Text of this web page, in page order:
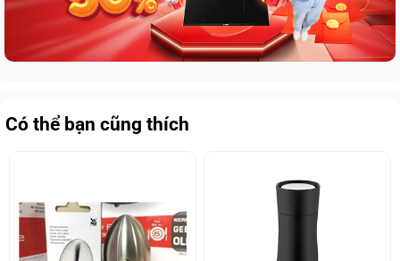
Có thể bạn cũng thích